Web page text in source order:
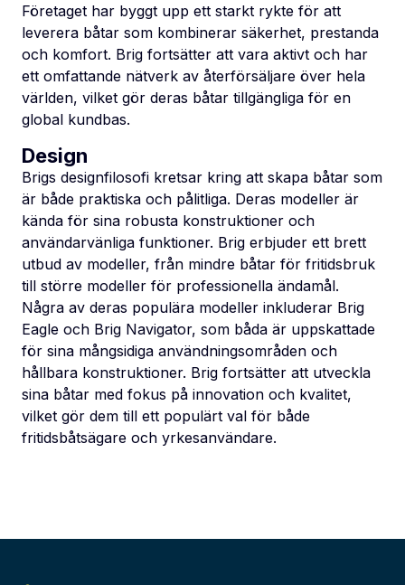
Företaget har byggt upp ett starkt rykte för att
leverera båtar som kombinerar säkerhet, prestanda
och komfort. Brig fortsätter att vara aktivt och har
ett omfattande nätverk av återförsäljare över hela
världen, vilket gör deras båtar tillgängliga för en
global kundbas.
Design
Brigs designfilosofi kretsar kring att skapa båtar som
är både praktiska och pålitliga. Deras modeller är
kända för sina robusta konstruktioner och
användarvänliga funktioner. Brig erbjuder ett brett
utbud av modeller, från mindre båtar för fritidsbruk
till större modeller för professionella ändamål.
Några av deras populära modeller inkluderar Brig
Eagle och Brig Navigator, som båda är uppskattade
för sina mångsidiga användningsområden och
hållbara konstruktioner. Brig fortsätter att utveckla
sina båtar med fokus på innovation och kvalitet,
vilket gör dem till ett populärt val för både
fritidsbåtsägare och yrkesanvändare.